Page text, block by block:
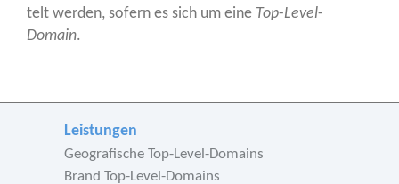
telt wer­den, sofern es sich um eine Top-Level-
Domain.
Leistungen
Geografische Top-Level-Domains
Brand Top-Level-Domains